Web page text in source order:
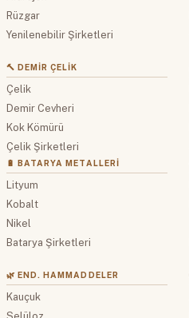
Rüzgar
Yenilenebilir Şirketleri
🔨 DEMIR ÇELIK
Çelik
Demir Cevheri
Kok Kömürü
Çelik Şirketleri
🔋 BATARYA METALLERI
Lityum
Kobalt
Nikel
Batarya Şirketleri
🌿 END. HAMMADDELER
Kauçuk